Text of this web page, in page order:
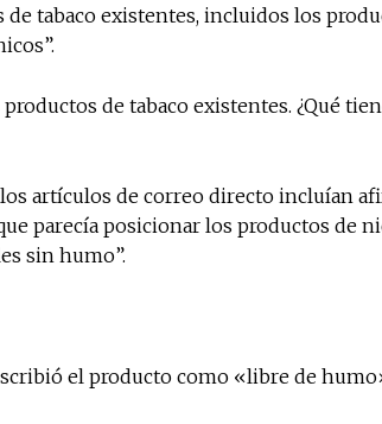
tabaco existentes, incluidos los
de tabaco existentes. ¿Qué
artículos de correo directo incluían
parecía posicionar los productos de
sin humo”.
el producto como «libre de